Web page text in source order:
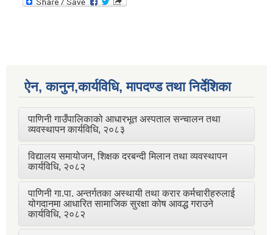
ऐन, कानुन,कार्यविधि, मापदण्ड तथा निर्देशिका
पाणिनी गाउँपालिकाको आधारभूत अस्पताल सन्चालन तथा
व्यवस्थापन कार्यविधि, २०८३
विद्यालय समायोजन, शिक्षक दरबन्दी मिलान तथा व्यवस्थापन
कार्यविधि, २०८२
पाणिनी गा.पा. अन्तर्गतका अस्थायी तथा करार कर्मचारीहरुलाई
योगदानमा आधारित सामाजिक सुरक्षा कोष आवद्ध गराउने
कार्यविधि, २०८२